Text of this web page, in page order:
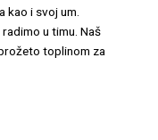
kao i svoj um.
u timu. Naš
toplinom za